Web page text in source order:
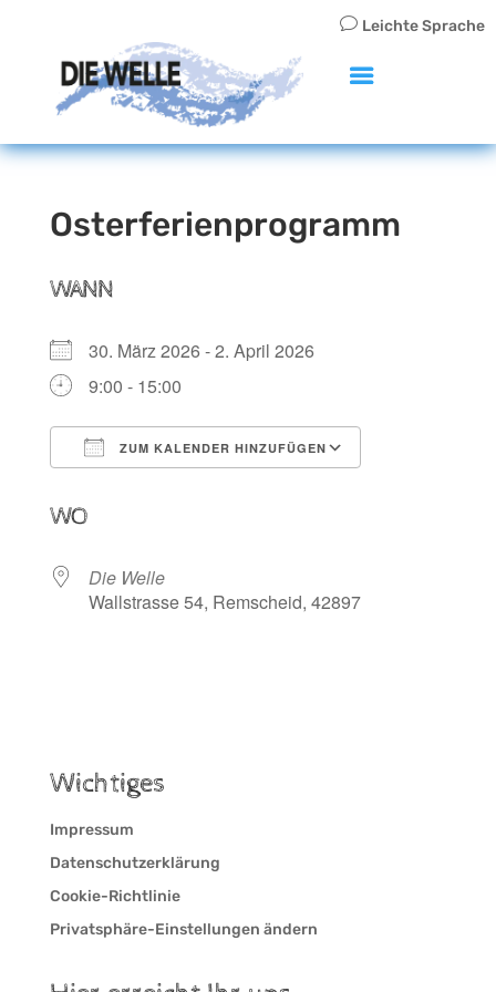
v Leichte Sprache
Osterferienprogramm
WANN
30. März 2026 - 2. April 2026
9:00 - 15:00
ZUM KALENDER HINZUFÜGEN
WO
Die Welle
Wallstrasse 54, Remscheid, 42897
Wichtiges
Impressum
Datenschutzerklärung
Cookie-Richtlinie
Privatsphäre-Einstellungen ändern